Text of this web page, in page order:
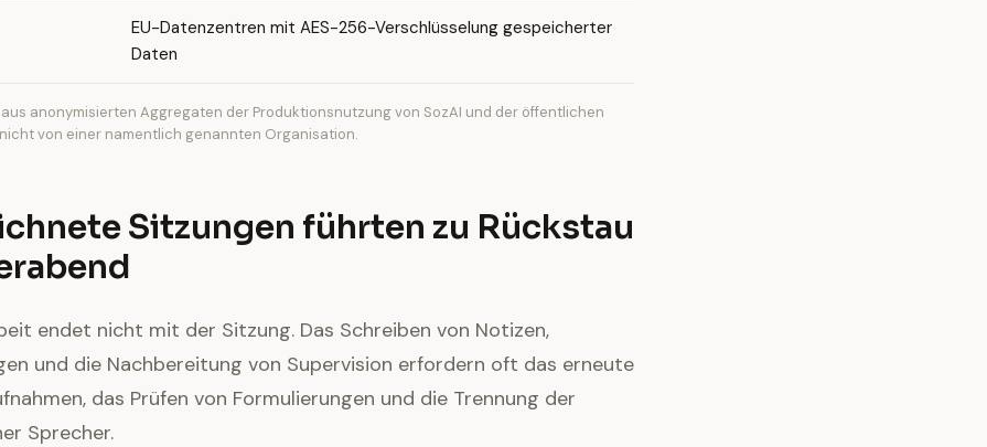
EU-Datenzentren mit AES-256-Verschlüsselung gespeicherter
Daten
anonymisierten Aggregaten der Produktionsnutzung von SozAI und der öffentlichen
von einer namentlich genannten Organisation.
Sitzungen führten zu Rückstau
endet nicht mit der Sitzung. Das Schreiben von Notizen,
und die Nachbereitung von Supervision erfordern oft das erneute
das Prüfen von Formulierungen und die Trennung der
Sprecher.